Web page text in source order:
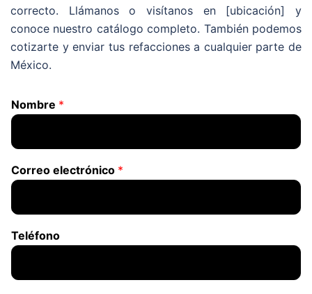
correcto. Llámanos o visítanos en [ubicación] y
conoce nuestro catálogo completo. También podemos
cotizarte y enviar tus refacciones a cualquier parte de
México.
Nombre *
Correo electrónico *
Teléfono